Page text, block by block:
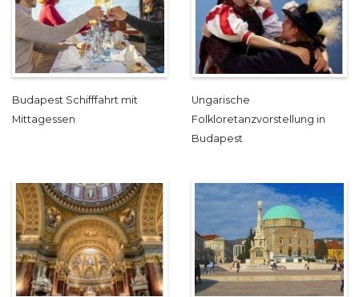
Budapest Schifffahrt mit
Mittagessen
Ungarische
Folkloretanzvorstellung in
Budapest